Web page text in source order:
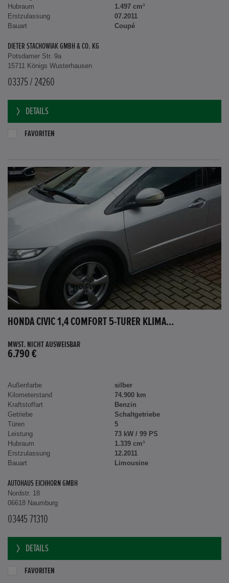
Hubraum
1.497 cm³
Erstzulassung
07.2011
Bauart
Coupé
DIETER STACHOWIAK GMBH & CO. KG
Potsdamer Str. 9a
15711 Königs Wusterhausen
03375 / 24260
DETAILS
FAVORITEN
HONDA CIVIC 1,4 COMFORT 5-TÜRER KLIMA...
MWST. NICHT AUSWEISBAR
6.790 €
Außenfarbe
silber
Kilometerstand
74.900 km
Kraftstoffart
Benzin
Getriebe
Schaltgetriebe
Türen
5
Leistung
73 kW / 99 PS
Hubraum
1.339 cm³
Erstzulassung
12.2011
Bauart
Limousine
AUTOHAUS EICHHORN GMBH
Nordstr. 18
06618 Naumburg
03445 71310
DETAILS
FAVORITEN